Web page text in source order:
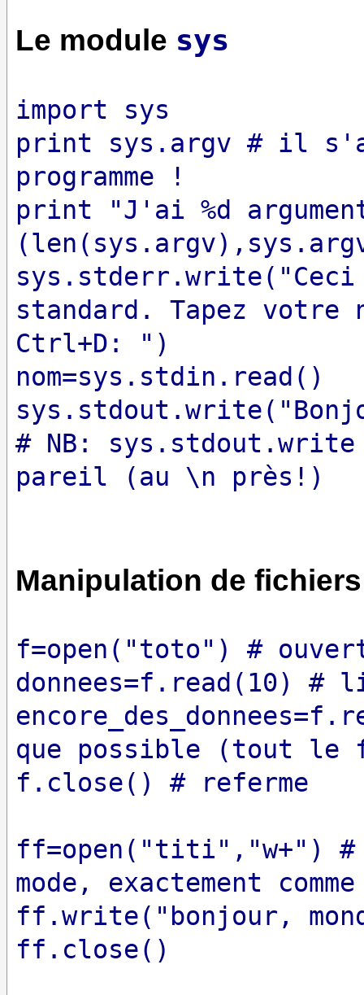
Le module sys
import sys
print sys.argv # il
programme !
print "J'ai %d
standard. Tapez votre
Ctrl+D: ")
nom=sys.stdin.read()
# NB:
pareil (au \n près!)
Manipulation de fichiers
f=open("toto") #
donnees=f.read(10) #
que possible (tout le
f.close() # referme
ff=open("titi","w+") #
mode, exactement
ff.write("bonjour,
ff.close()